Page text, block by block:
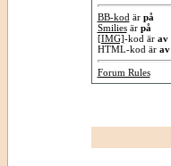
BB-kod är på
Smiliesär på
[IMG]-kod är av
HTML-kod är av
Forum Rules